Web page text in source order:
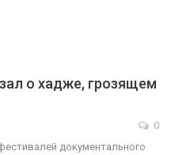
о хадже, грозящем
0
документального